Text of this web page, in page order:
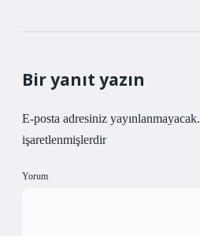
Bir yanıt yazın
E-posta adresiniz yayınlanmayacak.
işaretlenmişlerdir
Yorum